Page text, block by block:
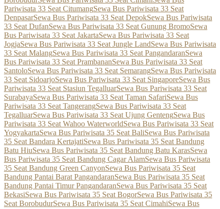
Pariwisata 33 Seat CitumangSewa Bus Pariwisata 33 Seat
DenpasarSewa Bus Pariwisata 33 Seat DepokSewa Bus Pariwisata
33 Seat DufanSewa Bus Pariwisata 33 Seat Gunung BromoSewa
Bus Pariwisata 33 Seat JakartaSewa Bus Pariwisata 33 Seat
JogjaSewa Bus Pariwisata 33 Seat Jungle LandSewa Bus Pariwisata
33 Seat MalangSewa Bus Pariwisata 33 Seat PangandaranSewa
Bus Pariwisata 33 Seat PrambananSewa Bus Pariwisata 33 Seat
SantoloSewa Bus Pariwisata 33 Seat SemarangSewa Bus Pariwisata
33 Seat SidoarjoSewa Bus Pariwisata 33 Seat SingaporeSewa Bus
Pariwisata 33 Seat Stasiun TegalluarSewa Bus Pariwisata 33 Seat
SurabayaSewa Bus Pariwisata 33 Seat Taman SafariSewa Bus
Pariwisata 33 Seat TangerangSewa Bus Pariwisata 33 Seat
TegalluarSewa Bus Pariwisata 33 Seat Ujung GentengSewa Bus
Pariwisata 33 Seat Wahoo WaterworldSewa Bus Pariwisata 33 Seat
YogyakartaSewa Bus Pariwisata 35 Seat BaliSewa Bus Pariwisata
35 Seat Bandara KertajatiSewa Bus Pariwisata 35 Seat Bandung
Batu HiuSewa Bus Pariwisata 35 Seat Bandung Batu KarasSewa
Bus Pariwisata 35 Seat Bandung Cagar AlamSewa Bus Pariwisata
35 Seat Bandung Green CanyonSewa Bus Pariwisata 35 Seat
Bandung Pantai Barat PangandaranSewa Bus Pariwisata 35 Seat
Bandung Pantai Timur PangandaranSewa Bus Pariwisata 35 Seat
BekasiSewa Bus Pariwisata 35 Seat BogorSewa Bus Pariwisata 35
Seat BorobudurSewa Bus Pariwisata 35 Seat CimahiSewa Bus